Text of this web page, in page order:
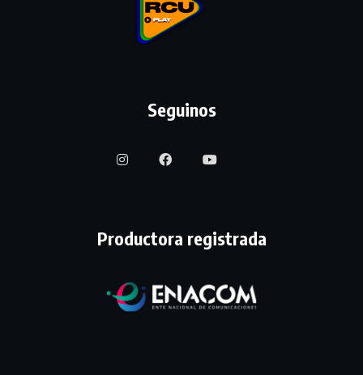
Seguinos
Productora registrada